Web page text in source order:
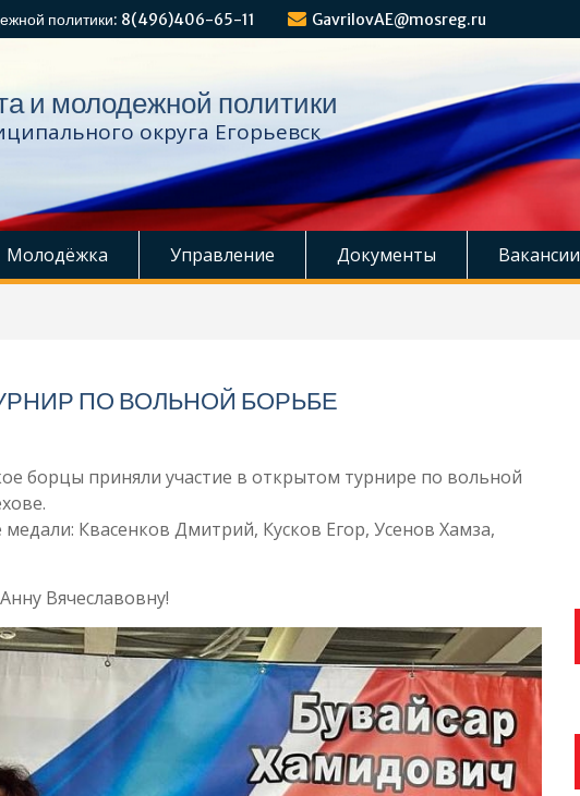
политики: 8(496)406-65-11 GavrilovAE@mosreg.ru
и молодежной политики
округа Егорьевск
Молодёжка Управление Документы Вакансии
ПО ВОЛЬНОЙ БОРЬБЕ
борцы приняли участие в открытом турнире по вольной
Квасенков Дмитрий, Кусков Егор, Усенов Хамза,
Вячеславовну!